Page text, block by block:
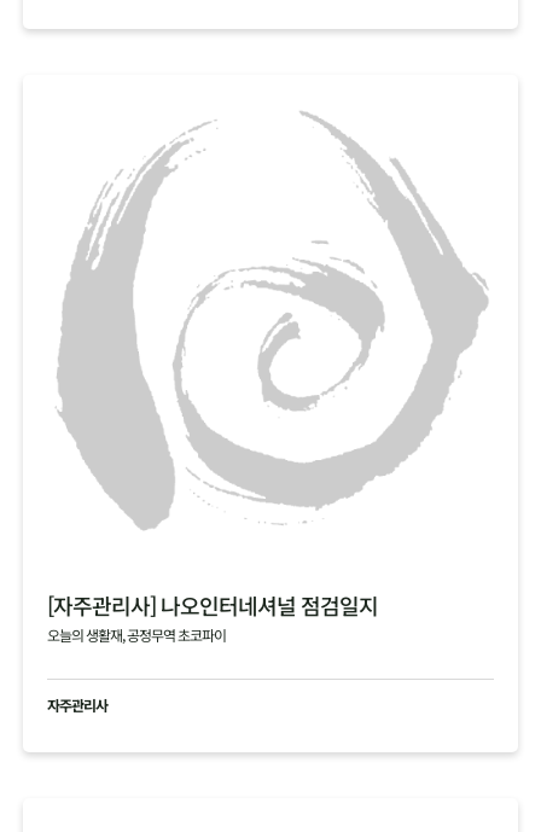
[자주관리사] 나오인터네셔널 점검일지
오늘의 생활재, 공정무역 초코파이
자주관리사